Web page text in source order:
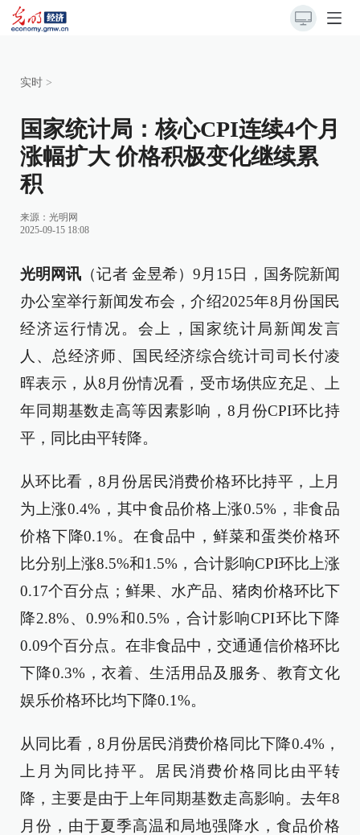
实时 >
国家统计局：核心CPI连续4个月
涨幅扩大 价格积极变化继续累
积
来源： 光明网
2025-09-15 18:08
光明网讯 （记者 金昱希）9月15日，国务院新闻
办公室举行新闻发布会，介绍2025年8月份国民
经济运行情况。会上，国家统计局新闻发言
人、总经济师、国民经济综合统计司司长付凌
晖表示，从8月份情况看，受市场供应充足、上
年同期基数走高等因素影响，8月份CPI环比持
平，同比由平转降。
从环比看，8月份居民消费价格环比持平，上月
为上涨0.4%，其中食品价格上涨0.5%，非食品
价格下降0.1%。在食品中，鲜菜和蛋类价格环
比分别上涨8.5%和1.5%，合计影响CPI环比上涨
0.17个百分点；鲜果、水产品、猪肉价格环比下
降2.8%、0.9%和0.5%，合计影响CPI环比下降
0.09个百分点。在非食品中，交通通信价格环比
下降0.3%，衣着、生活用品及服务、教育文化
娱乐价格环比均下降0.1%。
从同比看，8月份居民消费价格同比下降0.4%，
上月为同比持平。居民消费价格同比由平转
降，主要是由于上年同期基数走高影响。去年8
月份，由于夏季高温和局地强降水，食品价格